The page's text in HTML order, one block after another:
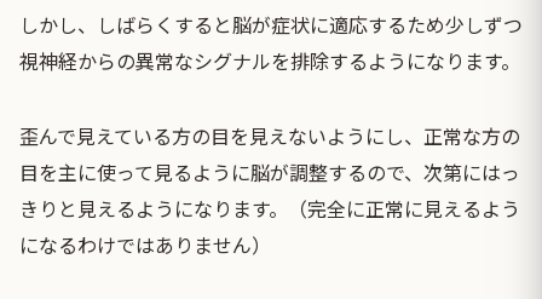
しかし、しばらくすると脳が症状に適応するため少しずつ
視神経からの異常なシグナルを排除するようになります。
歪んで見えている方の目を見えないようにし、正常な方の
目を主に使って見るように脳が調整するので、次第にはっ
きりと見えるようになります。（完全に正常に見えるよう
になるわけではありません）